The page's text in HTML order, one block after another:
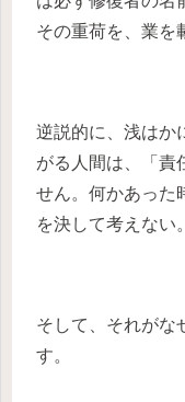
その重荷を、業を
逆説的に、浅はか
がる人間は、「責
せん。何かあった
を決して考えない。
そして、それがな
す。